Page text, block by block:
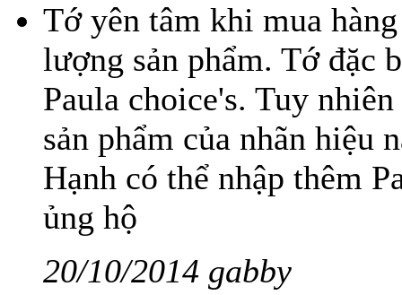
Tớ yên tâm khi mua
lượng sản phẩm. Tớ đặc
Paula choice's. Tuy
sản phẩm của nhãn hiệu
Hạnh có thể nhập thêm
ủng hộ
20/10/2014 gabby